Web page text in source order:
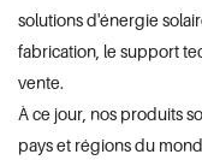
solutions d'énergie
fabrication, le support
vente.
À ce jour, nos produits
pays et régions du